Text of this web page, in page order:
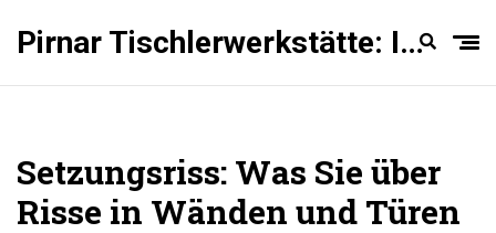
Pirnar Tischlerwerkstätte: Innentüren Experten
Setzungsriss: Was Sie über
Risse in Wänden und Türen